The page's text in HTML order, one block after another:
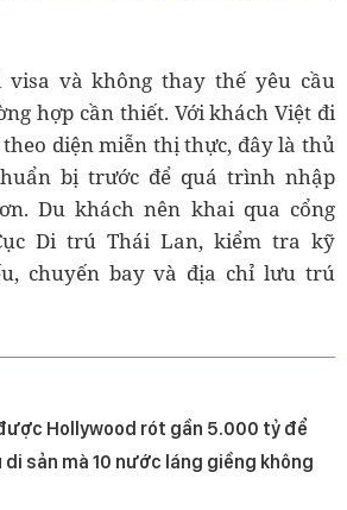
visa và không thay thế yêu cầu
hợp cần thiết. Với khách Việt đi
diện miễn thị thực, đây là thủ
bị trước để quá trình nhập
Du khách nên khai qua cổng
Di trú Thái Lan, kiểm tra kỹ
chuyến bay và địa chỉ lưu trú
Hollywood rót gần 5.000 tỷ để
sản mà 10 nước láng giềng không